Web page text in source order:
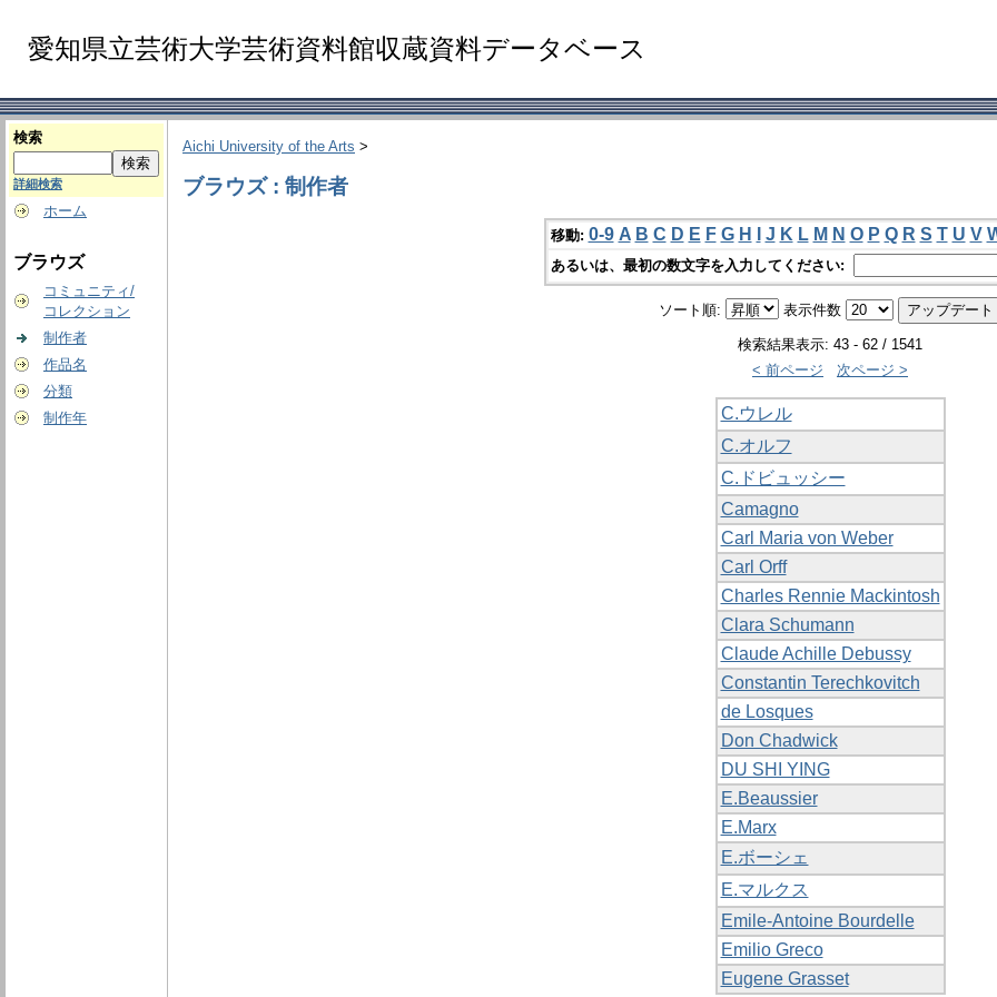
愛知県立芸術大学芸術資料館収蔵資料データベース
検索
詳細検索
ホーム
ブラウズ
コミュニティ/
コレクション
制作者
作品名
分類
制作年
Aichi University of the Arts >
ブラウズ : 制作者
移動: 0-9 A B C D E F G H J K L M N O P Q R S T U V
あるいは、最初の数文字を入力してください:
ソート順: 表示件数
検索結果表示: 43 - 62 / 1541
< 前ページ
次ページ >
C.ウレル
C.オルフ
C.ドビュッシー
Camagno
Carl Maria von Weber
Carl Orff
Charles Rennie Mackintosh
Clara Schumann
Claude Achille Debussy
Constantin Terechkovitch
de Losques
Don Chadwick
DU SHI YING
E.Beaussier
E.Marx
E.ボーシェ
E.マルクス
Emile-Antoine Bourdelle
Emilio Greco
Eugene Grasset